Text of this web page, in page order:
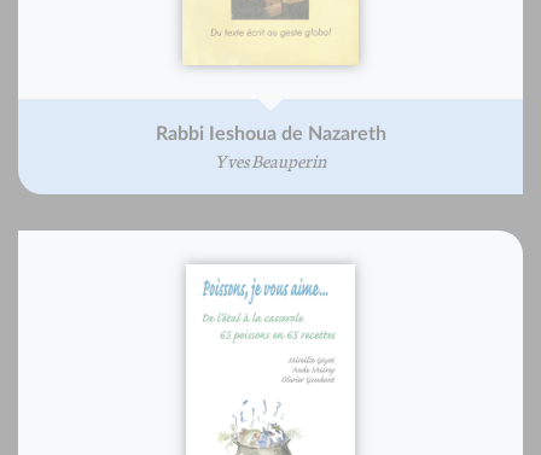
Rabbi Ieshoua de Nazareth
Yves Beauperin